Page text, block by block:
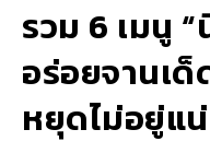
รวม 6 เมนู
อร่อยจานเ
หยุดไม่อยู่แ